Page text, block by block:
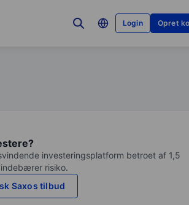
Login Opret
investeringsplatform betroet af 1,5
risiko.
Saxos tilbud